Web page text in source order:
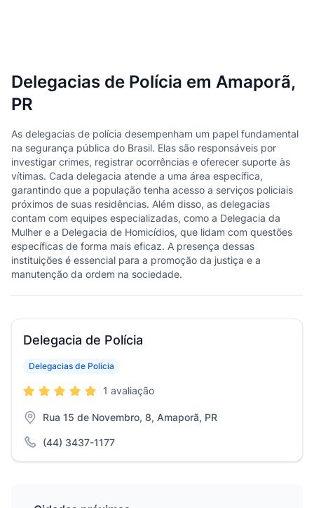
Delegacias de Polícia em Amaporã,
PR
As delegacias de polícia desempenham um papel fundamental
na segurança pública do Brasil. Elas são responsáveis por
investigar crimes, registrar ocorrências e oferecer suporte às
vítimas. Cada delegacia atende a uma área específica,
garantindo que a população tenha acesso a serviços policiais
próximos de suas residências. Além disso, as delegacias
contam com equipes especializadas, como a Delegacia da
Mulher e a Delegacia de Homicídios, que lidam com questões
específicas de forma mais eficaz. A presença dessas
instituições é essencial para a promoção da justiça e a
manutenção da ordem na sociedade.
Delegacia de Polícia
Delegacias de Polícia
1 avaliação
Rua 15 de Novembro, 8, Amaporã, PR
(44) 3437-1177